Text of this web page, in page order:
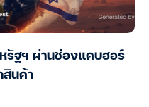
รัฐฯ ผ่านช่องแคบฮอร์
สินค้า